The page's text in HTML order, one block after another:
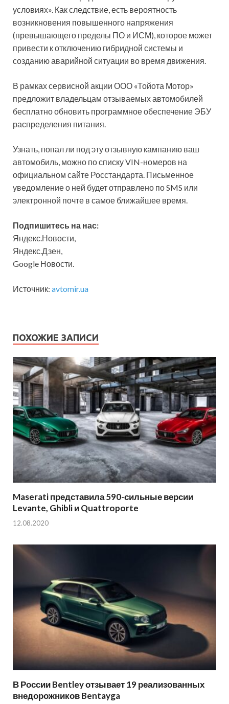
условиях». Как следствие, есть вероятность
возникновения повышенного напряжения
(превышающего пределы ПО и ИСМ), которое может
привести к отключению гибридной системы и
созданию аварийной ситуации во время движения.
В рамках сервисной акции ООО «Тойота Мотор»
предложит владельцам отзываемых автомобилей
бесплатно обновить программное обеспечение ЭБУ
распределения питания.
Узнать, попал ли под эту отзывную кампанию ваш
автомобиль, можно по списку VIN-номеров на
официальном сайте Росстандарта. Письменное
уведомление о ней будет отправлено по SMS или
электронной почте в самое ближайшее время.
Подпишитесь на нас:
Яндекс.Новости,
Яндекс.Дзен,
Google Новости.
Источник: avtomir.ua
ПОХОЖИЕ ЗАПИСИ
Maserati представила 590-сильные версии
Levante, Ghibli и Quattroporte
12.08.2020
В России Bentley отзывает 19 реализованных
внедорожников Bentayga